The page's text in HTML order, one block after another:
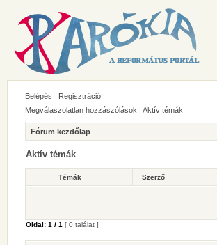
Belépés Regisztráció
Megválaszolatlan hozzászólások | Aktív témák
Fórum kezdőlap
Aktív témák
Témák Szerző
Oldal: 1 / 1 [ 0 találat ]